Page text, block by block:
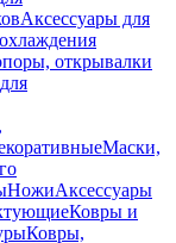
Аксессуары для
открывалки
Маски,
НожиАксессуары
Ковры и
Ковры,